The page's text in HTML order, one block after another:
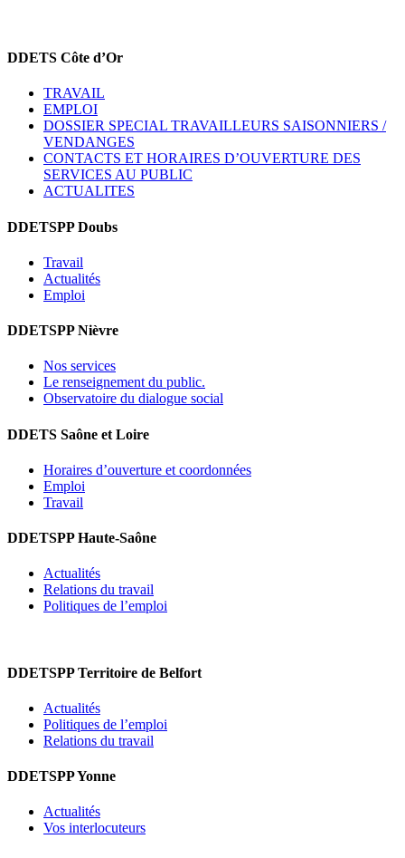
DDETS Côte d’Or
TRAVAIL
EMPLOI
DOSSIER SPECIAL TRAVAILLEURS SAISONNIERS /
VENDANGES
CONTACTS ET HORAIRES D’OUVERTURE DES
SERVICES AU PUBLIC
ACTUALITES
DDETSPP Doubs
Travail
Actualités
Emploi
DDETSPP Nièvre
Nos services
Le renseignement du public.
Observatoire du dialogue social
DDETS Saône et Loire
Horaires d’ouverture et coordonnées
Emploi
Travail
DDETSPP Haute-Saône
Actualités
Relations du travail
Politiques de l’emploi
DDETSPP Territoire de Belfort
Actualités
Politiques de l’emploi
Relations du travail
DDETSPP Yonne
Actualités
Vos interlocuteurs